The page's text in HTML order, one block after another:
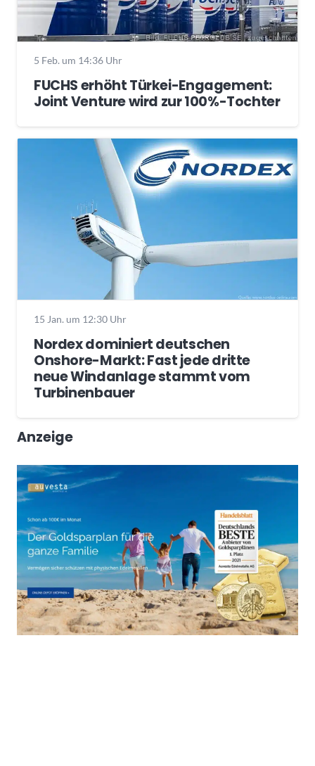
5 Feb. um 14:36 Uhr
FUCHS erhöht Türkei-Engagement:
Joint Venture wird zur 100%-Tochter
15 Jan. um 12:30 Uhr
Nordex dominiert deutschen
Onshore-Markt: Fast jede dritte
neue Windanlage stammt vom
Turbinenbauer
Anzeige